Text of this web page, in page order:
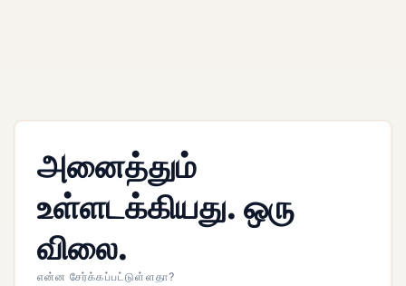
அனைத்தும்
உள்ளடக்கியது. ஒரு
விலை.
என்ன சேர்க்கப்பட்டுள்ளதா?